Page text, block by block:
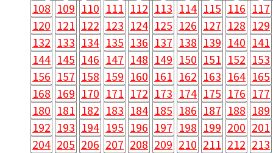
108 109 110 111 112 113 114 115 116 117
120 121 122 123 124 125 126 127 128 129
132 133 134 135 136 137 138 139 140 141
144 145 146 147 148 149 150 151 152 153
156 157 158 159 160 161 162 163 164 165
168 169 170 171 172 173 174 175 176 177
180 181 182 183 184 185 186 187 188 189
192 193 194 195 196 197 198 199 200 201
204 205 206 207 208 209 210 211 212 213